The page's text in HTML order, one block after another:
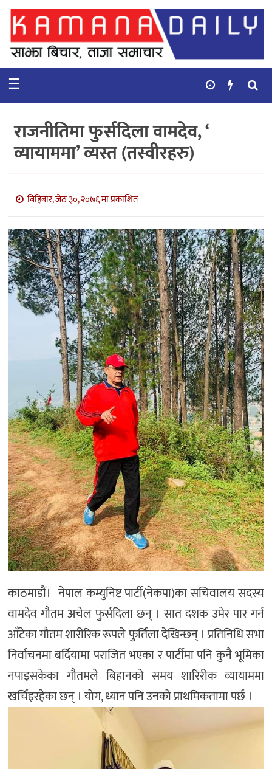
गृहपृष्ठ
समाचार
कुटनिती
कुराकानी
बाणिज्य
भिडियो
सिफारिस
☰
राजनीतिमा फुर्सदिला वामदेव, ‘
व्यायाममा’ व्यस्त (तस्वीरहरु)
बिहिबार, जेठ ३०, २०७६ मा प्रकाशित
काठमाडौं। नेपाल कम्युनिष्ट पार्टी(नेकपा)का सचिवालय सदस्य
वामदेव गौतम अचेल फुर्सदिला छन् । सात दशक उमेर पार गर्न
आँटेका गौतम शारीरिक रूपले फुर्तिला देखिन्छन् । प्रतिनिधि सभा
निर्वाचनमा बर्दियामा पराजित भएका र पार्टीमा पनि कुनै भूमिका
नपाइसकेका गौतमले बिहानको समय शारिरीक व्यायाममा
खर्चिइरहेका छन् । योग, ध्यान पनि उनको प्राथमिकतामा पर्छ ।